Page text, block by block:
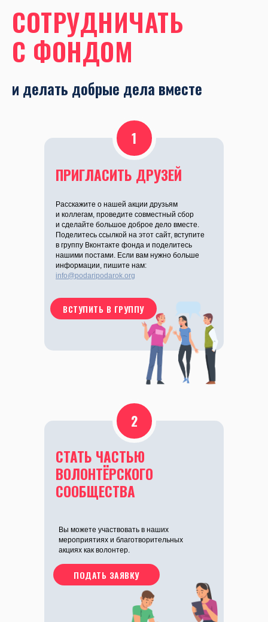
СОТРУДНИЧАТЬ
С ФОНДОМ
и делать добрые дела вместе
ПРИГЛАСИТЬ ДРУЗЕЙ
Расскажите о нашей акции друзьям
и коллегам, проведите совместный сбор
и сделайте большое доброе дело вместе.
Поделитесь ссылкой на этот сайт, вступите
в группу Вконтакте фонда и поделитесь
нашими постами. Если вам нужно больше
информации, пишите нам:
info@podaripodarok.org
1
СТАТЬ ЧАСТЬЮ
ВОЛОНТЁРСКОГО
СООБЩЕСТВА
Вы можете участвовать в наших
мероприятиях и благотворительных
акциях как волонтер.
2
ВСТУПИТЬ В ГРУППУ
ПОДАТЬ ЗАЯВКУ